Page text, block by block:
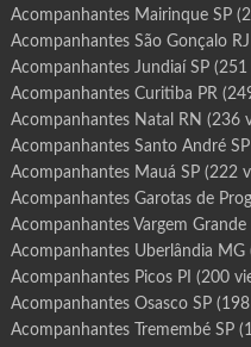
p
t
i
n
i
n
g
S
Acompanhantes Mairinque SP
Acompanhantes São Gonçalo RJ
Acompanhantes Jundiaí SP(251
Acompanhantes Curitiba PR
Acompanhantes Natal RN (236
Acompanhantes Santo André SP
Acompanhantes Mauá SP(222
Acompanhantes Garotas de
Acompanhantes Vargem Grande
Acompanhantes Uberlândia MG
Acompanhantes Picos PI (200
Acompanhantes Osasco SP(198
Acompanhantes Tremembé SP